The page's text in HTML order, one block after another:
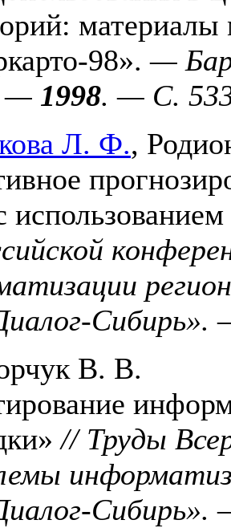
98». —
— 1998. — C. 5
Л. Ф.,
В. В.
// Труды